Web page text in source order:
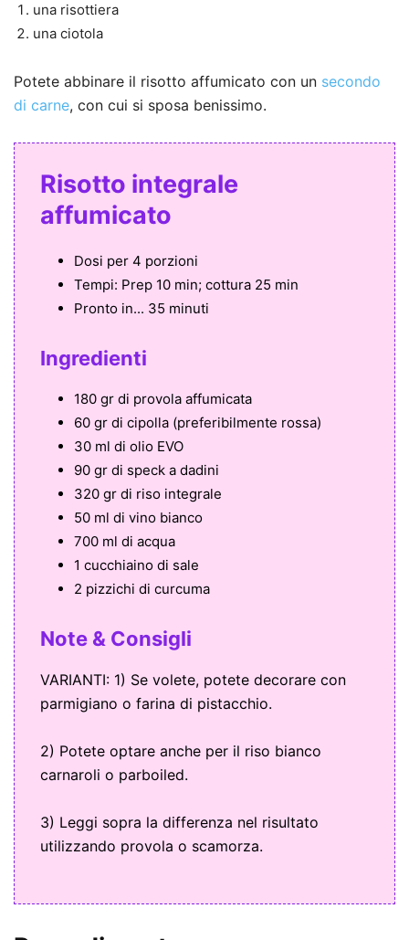
una risottiera
una ciotola
Potete abbinare il risotto affumicato con un secondo
di carne, con cui si sposa benissimo.
Risotto integrale
affumicato
Dosi per 4 porzioni
Tempi: Prep 10 min; cottura 25 min
Pronto in... 35 minuti
Ingredienti
180 gr di provola affumicata
60 gr di cipolla (preferibilmente rossa)
30 ml di olio EVO
90 gr di speck a dadini
320 gr di riso integrale
50 ml di vino bianco
700 ml di acqua
1 cucchiaino di sale
2 pizzichi di curcuma
Note & Consigli
VARIANTI: 1) Se volete, potete decorare con
parmigiano o farina di pistacchio.
2) Potete optare anche per il riso bianco
carnaroli o parboiled.
3) Leggi sopra la differenza nel risultato
utilizzando provola o scamorza.